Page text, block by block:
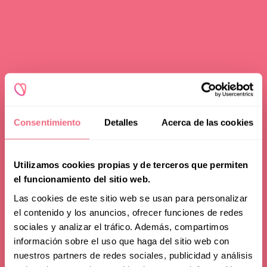
Consentimiento Detalles Acerca de las cookies
Utilizamos cookies propias y de terceros que permiten
el funcionamiento del sitio web.
Las cookies de este sitio web se usan para personalizar
el contenido y los anuncios, ofrecer funciones de redes
sociales y analizar el tráfico. Además, compartimos
información sobre el uso que haga del sitio web con
nuestros partners de redes sociales, publicidad y análisis
Advice